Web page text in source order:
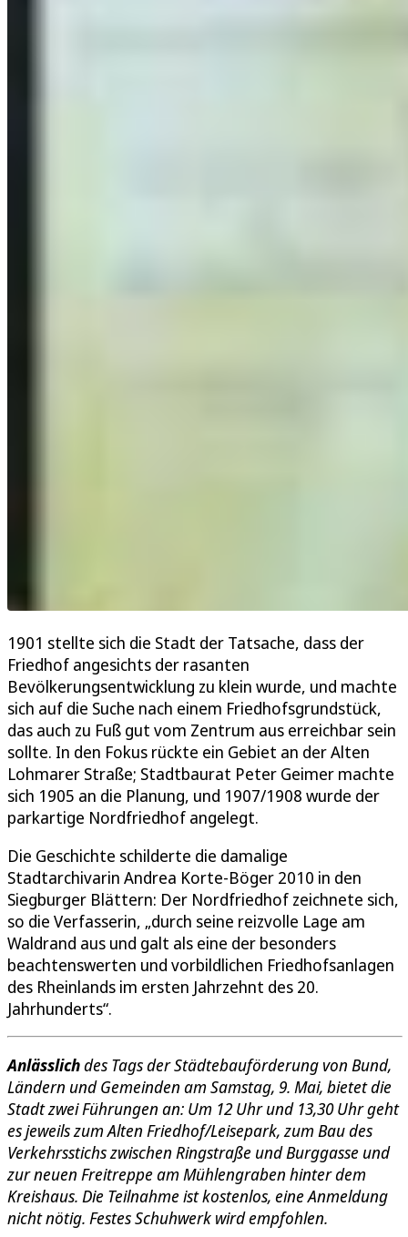
1901 stellte sich die Stadt der Tatsache, dass der
Friedhof angesichts der rasanten
Bevölkerungsentwicklung zu klein wurde, und machte
sich auf die Suche nach einem Friedhofsgrundstück,
das auch zu Fuß gut vom Zentrum aus erreichbar sein
sollte. In den Fokus rückte ein Gebiet an der Alten
Lohmarer Straße; Stadtbaurat Peter Geimer machte
sich 1905 an die Planung, und 1907/1908 wurde der
parkartige Nordfriedhof angelegt.
Die Geschichte schilderte die damalige
Stadtarchivarin Andrea Korte-Böger 2010 in den
Siegburger Blättern: Der Nordfriedhof zeichnete sich,
so die Verfasserin, „durch seine reizvolle Lage am
Waldrand aus und galt als eine der besonders
beachtenswerten und vorbildlichen Friedhofsanlagen
des Rheinlands im ersten Jahrzehnt des 20.
Jahrhunderts“.
Anlässlichdes Tags der Städtebauförderung von Bund,
Ländern und Gemeinden am Samstag, 9. Mai, bietet die
Stadt zwei Führungen an: Um 12 Uhr und 13,30 Uhr geht
es jeweils zum Alten Friedhof/Leisepark, zum Bau des
Verkehrsstichs zwischen Ringstraße und Burggasse und
zur neuen Freitreppe am Mühlengraben hinter dem
Kreishaus. Die Teilnahme ist kostenlos, eine Anmeldung
nicht nötig. Festes Schuhwerk wird empfohlen.